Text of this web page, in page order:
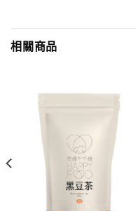
相關商品